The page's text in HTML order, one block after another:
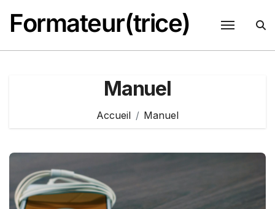
contenu
Formateur(trice)
Manuel
Accueil Manuel